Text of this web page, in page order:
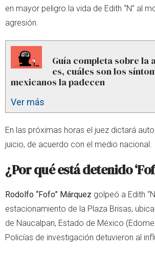
en mayor peligro la vida de Edith “N” al
agresión.
Guía completa sobre la
es, cuáles son los
mexicanos la padecen
Ver más
En las próximas horas el juez dictará
juicio, de acuerdo con el medio nacional.
¿Por qué está detenido
Rodolfo “Fofo” Márquez golpeó a Edith
estacionamiento de la Plaza Brisas,
de Naucalpan, Estado de México
Policías de investigación detuvieron al